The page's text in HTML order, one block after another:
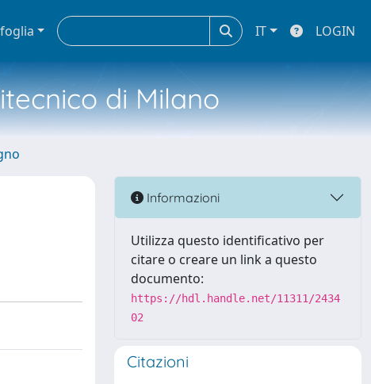
IT LOGIN
di Milano
Informazioni
Utilizza questo identificativo per
citare o creare un link a questo
documento:
https://hdl.handle.net/11311/2434
02
Citazioni